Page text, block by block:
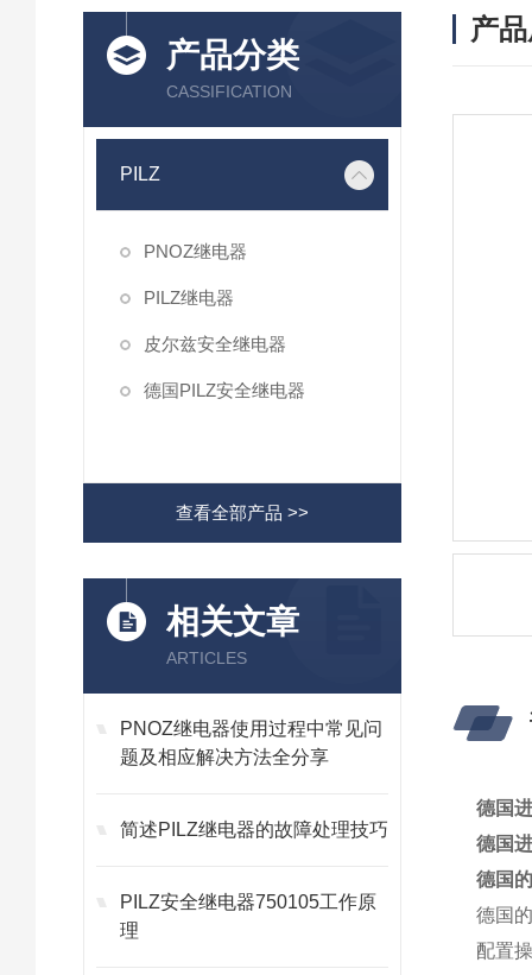
产品分类
CASSIFICATION
PILZ
PNOZ继电器
PILZ继电器
皮尔兹安全继电器
德国PILZ安全继电器
查看全部产品 >>
相关文章
ARTICLES
PNOZ继电器使用过程中常见问
题及相应解决方法全分享
简述PILZ继电器的故障处理技巧
PILZ安全继电器750105工作原
理
产
德国
德国
德国
德国
配置